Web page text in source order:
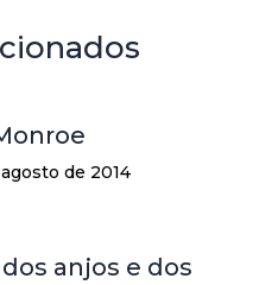
de 2014
anjos e dos